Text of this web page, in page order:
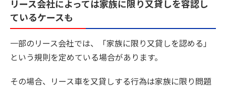
リース会社によっては家族に限り又貸しを容認し
ているケースも
一部のリース会社では、「家族に限り又貸しを認める」
という規則を定めている場合があります。
その場合、リース車を又貸しする行為は家族に限り問題